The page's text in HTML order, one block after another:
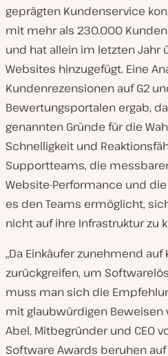
geprägten Kundenservice
mit mehr als 230.000
und hat allein im letzten Jahr
Websites hinzugefügt. Eine
Kundenrezensionen auf G2
Bewertungsportalen ergab,
genannten Gründe für die
Schnelligkeit und
Supportteams, die
Website-Performance und
es den Teams ermöglicht,
nicht auf ihre Infrastruktur zu
„Da Einkäufer zunehmend
zurückgreifen, um
muss man sich die
mit glaubwürdigen Beweisen
Abel, Mitbegründer und CEO
Software Awards beruhen